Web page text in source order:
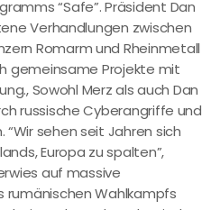
“Safe”. Präsident Dan
Verhandlungen zwischen
Romarm und Rheinmetall
gemeinsame Projekte mit
Sowohl Merz als auch Dan
russische Cyberangriffe und
sehen seit Jahren sich
Europa zu spalten”,
auf massive
rumänischen Wahlkampfs